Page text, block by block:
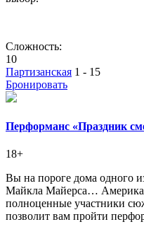
Сложность:
10
Партизанская 1 - 15
Бронировать
Перформанс «Праздник
18+
Вы на пороге дома одного
Майкла Майерса…
полноценные участники
позволит вам пройти